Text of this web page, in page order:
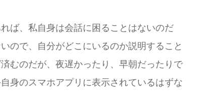
ば、私自身は会話に困ることはないのだ
ので、自分がどこにいるのか説明すること
むのだが、夜遅かったり、早朝だったりで
身のスマホアプリに表示されているはずな